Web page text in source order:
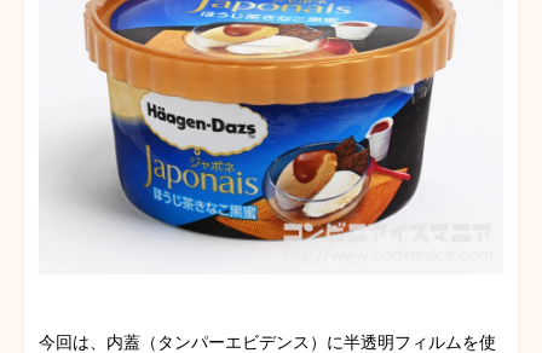
今回は、内蓋（タンパーエビデンス）に半透明フィルムを使